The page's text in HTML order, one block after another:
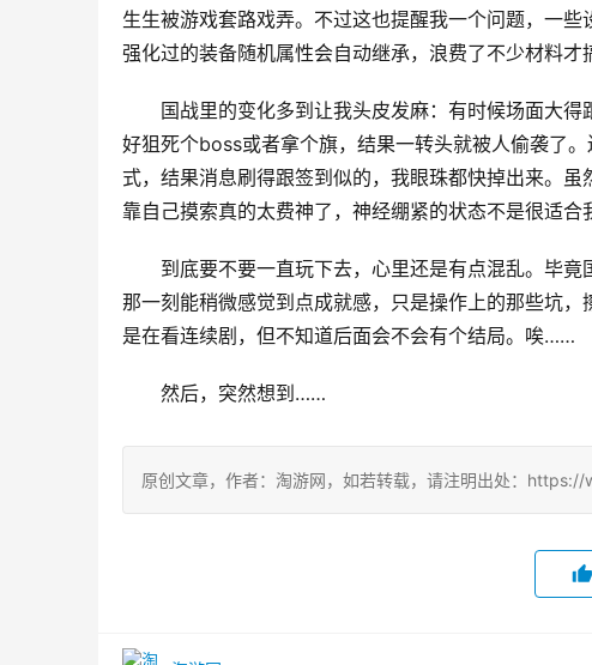
生生被游戏套路戏弄。不过这也提醒我一个问题，一
强化过的装备随机属性会自动继承，浪费了不少材料才
国战里的变化多到让我头皮发麻：有时候场面大
好狙死个boss或者拿个旗，结果一转头就被人偷袭了
式，结果消息刷得跟签到似的，我眼珠都快掉出来。
靠自己摸索真的太费神了，神经绷紧的状态不是很适合
到底要不要一直玩下去，心里还是有点混乱。毕
那一刻能稍微感觉到点成就感，只是操作上的那些坑
是在看连续剧，但不知道后面会不会有个结局。唉……
然后，突然想到……
原创文章，作者：淘游网，如若转载，请注明出处：